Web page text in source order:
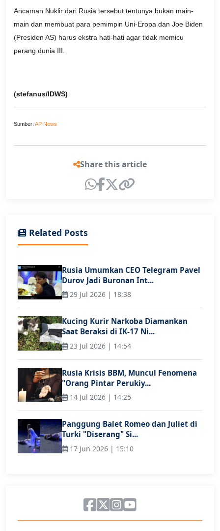
Ancaman Nuklir dari Rusia tersebut tentunya bukan main-
main dan membuat para pemimpin Uni-Eropa dan Joe Biden
(Presiden AS) harus ekstra hati-hati agar tidak memicu
perang dunia III.
(stefanus/IDWS)
Sumber: AP News
Share this article
Related Posts
Rusia Umumkan CEO Telegram Pavel
Durov Jadi Buronan Int...
29 Jul 2026 | 18:38
Kucing Kurir Narkoba Diamankan
Saat Beraksi di IK-17 Ni...
23 Jul 2026 | 14:54
Rusia Krisis BBM, Muncul Fenomena
"Orang Pintar Perukiy...
14 Jul 2026 | 14:25
Panggung Balet Romeo dan Juliet di
Turki "Diserang" Si...
17 Jun 2026 | 15:10